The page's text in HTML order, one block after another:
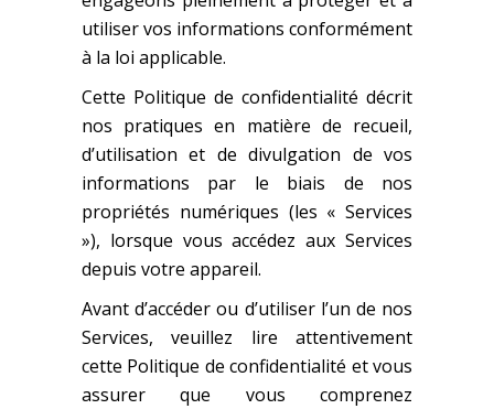
utiliser vos informations conformément
à la loi applicable.
Cette Politique de confidentialité décrit
nos pratiques en matière de recueil,
d’utilisation et de divulgation de vos
informations par le biais de nos
propriétés numériques (les « Services
»), lorsque vous accédez aux Services
depuis votre appareil.
Avant d’accéder ou d’utiliser l’un de nos
Services, veuillez lire attentivement
cette Politique de confidentialité et vous
assurer que vous comprenez